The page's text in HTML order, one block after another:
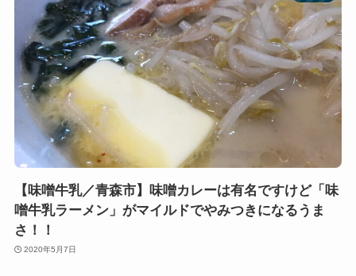
【味噌牛乳／青森市】味噌カレーは有名ですけど「味
噌牛乳ラーメン」がマイルドでやみつきになるうま
さ！！
2020年5月7日